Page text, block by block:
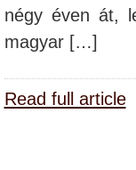
négy éven át,
magyar […]
Read full article